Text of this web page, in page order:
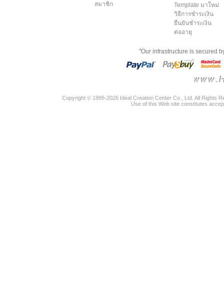
สมาชิก
Template มาใหม่
วิธีการชำระเงิน
ยืนยันชำระเงิน
ต่ออายุ
"Our infrastructure is secured
Copyright © 1995-2026 Ideal Creation Center Co., Ltd. All Rights
Use of this Web site constitutes